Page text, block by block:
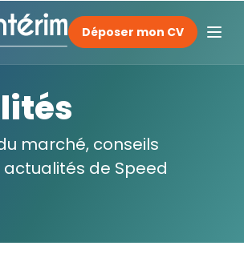
Déposer mon CV
marché, conseils
de Speed